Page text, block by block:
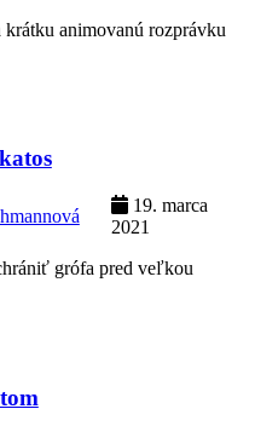
krátku animovanú rozprávku
19. marca
2021
grófa pred veľkou